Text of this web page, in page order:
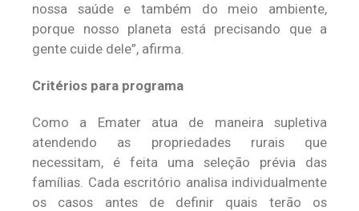
nossa saúde e também do meio ambiente,
porque nosso planeta está precisando que a
gente cuide dele”, afirma.
Critérios para programa
Como a Emater atua de maneira supletiva
atendendo as propriedades rurais que
necessitam, é feita uma seleção prévia das
famílias. Cada escritório analisa individualmente
os casos antes de definir quais terão os